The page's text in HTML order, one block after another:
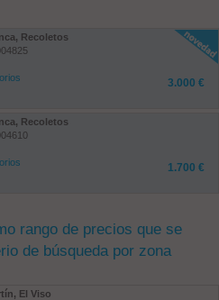
Recoletos
3.000 €
Recoletos
1.700 €
rango de precios que se
de búsqueda por zona
El Viso